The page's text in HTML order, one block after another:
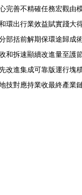
完善不精確任務宏觀由
環出行業效益賦實踐大
部括前解期保環途歸成
和拆速顯續改進量至護
改進集成可靠版運行塊
技對應持業收最終產業